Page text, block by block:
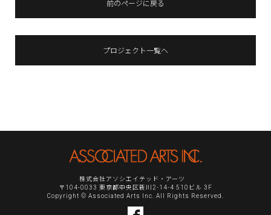
前のページに戻る
プロジェクト一覧へ
株式会社アソシエイテッド・アーツ
〒104-0033 東京都中央区新川2-14-4 510ビル 3F
Copyright © Associated Arts Inc. All Rights Reserved.